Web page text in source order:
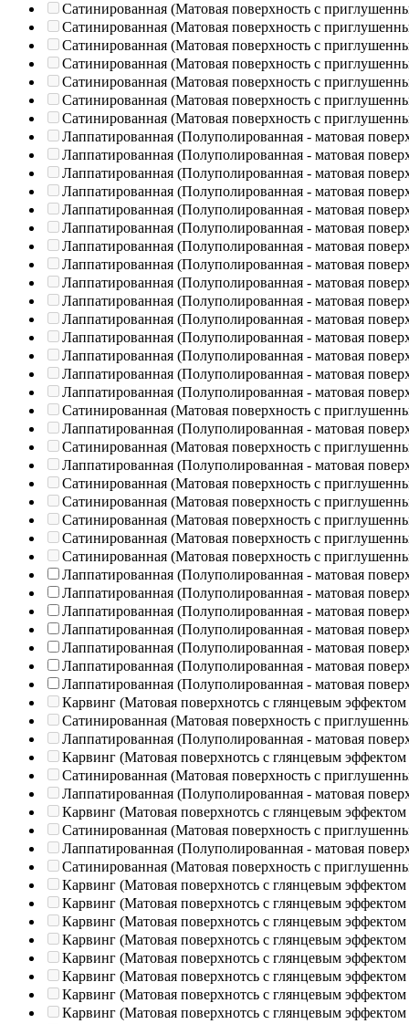
Сатинированная (Матовая поверхность с
Сатинированная (Матовая поверхность с
Сатинированная (Матовая поверхность с
Сатинированная (Матовая поверхность с
Сатинированная (Матовая поверхность с
Сатинированная (Матовая поверхность с
Сатинированная (Матовая поверхность с
Лаппатированная (Полуполированная - матовая
Лаппатированная (Полуполированная - матовая
Лаппатированная (Полуполированная - матовая
Лаппатированная (Полуполированная - матовая
Лаппатированная (Полуполированная - матовая
Лаппатированная (Полуполированная - матовая
Лаппатированная (Полуполированная - матовая
Лаппатированная (Полуполированная - матовая
Лаппатированная (Полуполированная - матовая
Лаппатированная (Полуполированная - матовая
Лаппатированная (Полуполированная - матовая
Лаппатированная (Полуполированная - матовая
Лаппатированная (Полуполированная - матовая
Лаппатированная (Полуполированная - матовая
Лаппатированная (Полуполированная - матовая
Сатинированная (Матовая поверхность с
Лаппатированная (Полуполированная - матовая
Сатинированная (Матовая поверхность с
Лаппатированная (Полуполированная - матовая
Сатинированная (Матовая поверхность с
Сатинированная (Матовая поверхность с
Сатинированная (Матовая поверхность с
Сатинированная (Матовая поверхность с
Сатинированная (Матовая поверхность с
Лаппатированная (Полуполированная - матовая
Лаппатированная (Полуполированная - матовая
Лаппатированная (Полуполированная - матовая
Лаппатированная (Полуполированная - матовая
Лаппатированная (Полуполированная - матовая
Лаппатированная (Полуполированная - матовая
Лаппатированная (Полуполированная - матовая
Карвинг (Матовая поверхнотсь с глянцевым эффектом
Сатинированная (Матовая поверхность с
Лаппатированная (Полуполированная - матовая
Карвинг (Матовая поверхнотсь с глянцевым эффектом
Сатинированная (Матовая поверхность с
Лаппатированная (Полуполированная - матовая
Карвинг (Матовая поверхнотсь с глянцевым эффектом
Сатинированная (Матовая поверхность с
Лаппатированная (Полуполированная - матовая
Сатинированная (Матовая поверхность с
Карвинг (Матовая поверхнотсь с глянцевым эффектом
Карвинг (Матовая поверхнотсь с глянцевым эффектом
Карвинг (Матовая поверхнотсь с глянцевым эффектом
Карвинг (Матовая поверхнотсь с глянцевым эффектом
Карвинг (Матовая поверхнотсь с глянцевым эффектом
Карвинг (Матовая поверхнотсь с глянцевым эффектом
Карвинг (Матовая поверхнотсь с глянцевым эффектом
Карвинг (Матовая поверхнотсь с глянцевым эффектом